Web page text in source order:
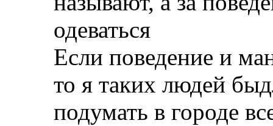
одеваться
Если поведение и
то я таких людей
подумать в городе